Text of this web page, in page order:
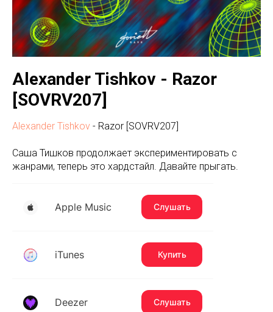
Alexander Tishkov - Razor
[SOVRV207]
Alexander Tishkov - Razor [SOVRV207]
Саша Тишков продолжает экспериментировать с
жанрами, теперь это хардстайл. Давайте прыгать.